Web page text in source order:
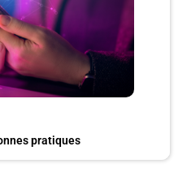
pratiques